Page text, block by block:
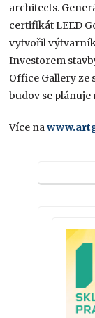
architects.
certifikát LEED
vytvořil výtvarník
Investorem
Office Gallery ze
budov se plánuje
Více na